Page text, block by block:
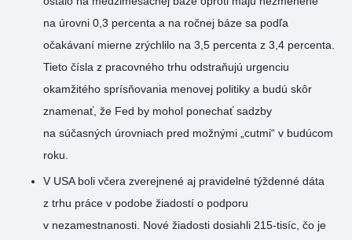
na úrovni 0,3 percenta a na ročnej báze sa podľa
očakávaní mierne zrýchlilo na 3,5 percenta z 3,4 percenta.
Tieto čísla z pracovného trhu odstraňujú urgenciu
okamžitého sprísňovania menovej politiky a budú skôr
znamenať, že Fed by mohol ponechať sadzby
na súčasných úrovniach pred možnými „cutmi“ v budúcom
roku.
V USA boli včera zverejnené aj pravidelné týždenné dáta
z trhu práce v podobe žiadostí o podporu
v nezamestnanosti. Nové žiadosti dosiahli 215-tisíc, čo je